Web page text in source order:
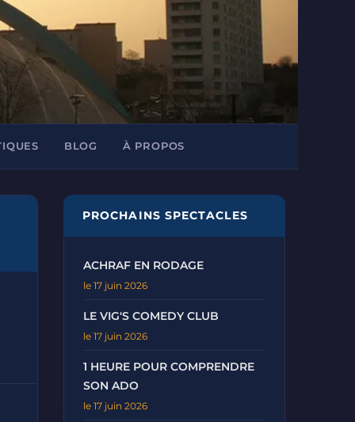
BLOG À PROPOS
PROCHAINS SPECTACLES
ACHRAF EN RODAGE
le 17 juin 2026
LE VIG'S COMEDY CLUB
le 17 juin 2026
1 HEURE POUR COMPRENDRE
SON ADO
le 17 juin 2026